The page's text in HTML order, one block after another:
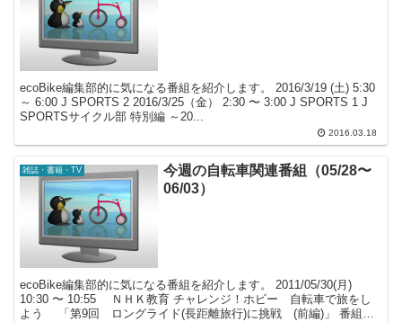
ecoBike編集部的に気になる番組を紹介します。 2016/3/19 (土) 5:30
～ 6:00 J SPORTS 2 2016/3/25（金） 2:30 〜 3:00 J SPORTS 1 J
SPORTSサイクル部 特別編 ～20...
2016.03.18
雑誌・書籍・TV
今週の自転車関連番組（05/28〜
06/03）
ecoBike編集部的に気になる番組を紹介します。 2011/05/30(月)
10:30 〜 10:55 ＮＨＫ教育 チャレンジ！ホビー 自転車で旅をし
よう 「第9回 ロングライド(長距離旅行)に挑戦 (前編)」 番組内